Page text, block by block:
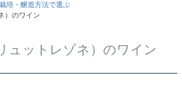
培・醸造方法で選ぶ
）のワイン
ュットレゾネ）のワイン